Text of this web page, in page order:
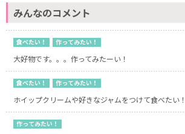
みんなのコメント
食べたい！ 作ってみたい！
大好物です。。。作ってみたーい！
食べたい！ 作ってみたい！
ホイップクリームや好きなジャムをつけて食べたい！
作ってみたい！